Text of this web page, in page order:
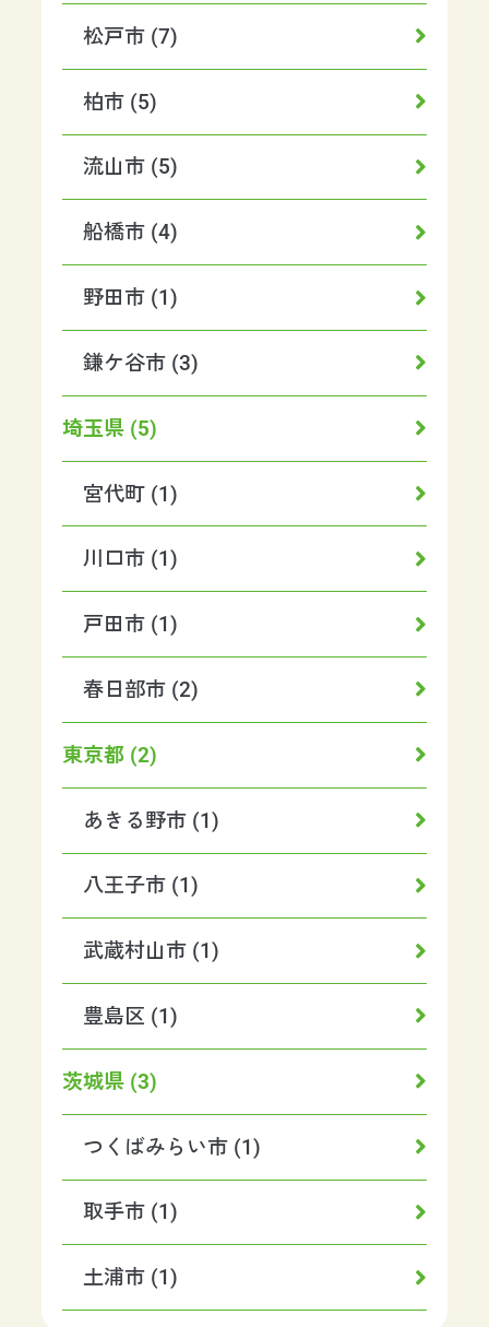
松戸市 (7)
柏市 (5)
流山市 (5)
船橋市 (4)
野田市 (1)
鎌ケ谷市 (3)
埼玉県 (5)
宮代町 (1)
川口市 (1)
戸田市 (1)
春日部市 (2)
東京都 (2)
あきる野市 (1)
八王子市 (1)
武蔵村山市 (1)
豊島区 (1)
茨城県 (3)
つくばみらい市 (1)
取手市 (1)
土浦市 (1)